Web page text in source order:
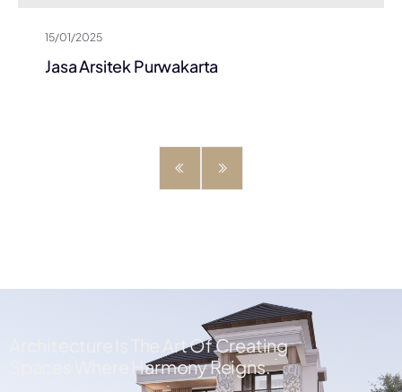
15/01/2025
Jasa Arsitek Purwakarta
Architecture Is The Art Of Creating
Spaces Where Harmony Reigns.